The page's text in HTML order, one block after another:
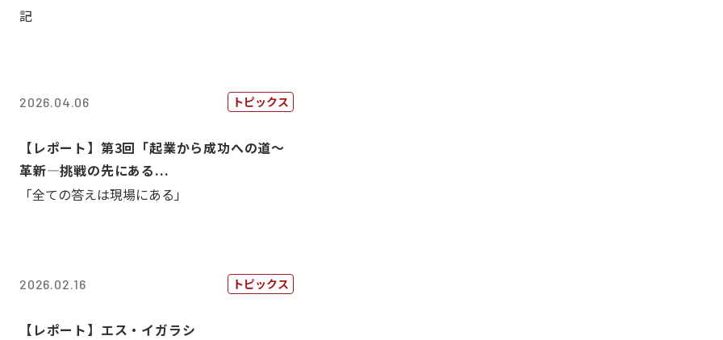
記
2026.04.06 トピックス
【レポート】第3回「起業から成功への道～
革新―挑戦の先にある...
「全ての答えは現場にある」
2026.02.16 トピックス
【レポート】エス・イガラシ